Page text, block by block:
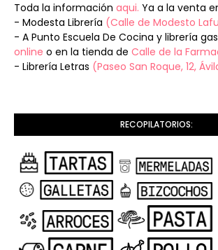
Toda la información aqui. Ya a la venta
- Modesta Librería (Calle de Modesto
- A Punto Escuela De Cocina y librería
online o en la tienda de Calle de la
- Librería Letras (Paseo San Roque, 12,
RECOPILATORIOS: